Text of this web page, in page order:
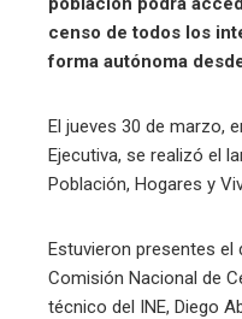
censo de todos los
forma autónoma
El jueves 30 de marzo,
Ejecutiva, se realizó el
Población, Hogares y
Estuvieron presentes el
Comisión Nacional de
técnico del INE, Diego